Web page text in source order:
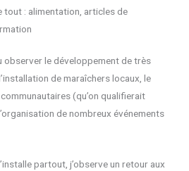
: alimentation, articles de
observer le développement de très
de maraîchers locaux, le
(qu’on qualifierait
de nombreux événements
partout, j’observe un retour aux